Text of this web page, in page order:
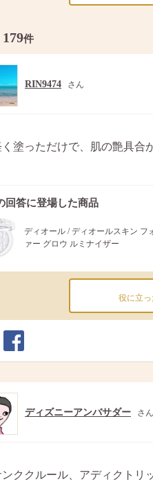
179件
RIN9474 さん
く塗っただけで、肌の艶具合
回答に登場した商品
ディオール / ディオールスキン フ
ァー グロウ ルミナイザー
役に立っ
ア
ディズニーアンバサダー さん
ンククルール、アディクトリ